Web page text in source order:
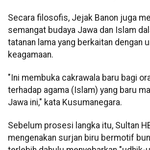
Secara filosofis, Jejak Banon juga
semangat budaya Jawa dan Islam
tatanan lama yang berkaitan dengan
keagamaan.
"Ini membuka cakrawala baru bagi
terhadap agama (Islam) yang baru
Jawa ini," kata Kusumanegara.
Sebelum prosesi langka itu, Sultan
mengenakan surjan biru bermotif